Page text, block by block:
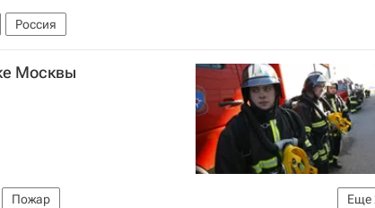
Россия
Москвы
Еще
Пожар